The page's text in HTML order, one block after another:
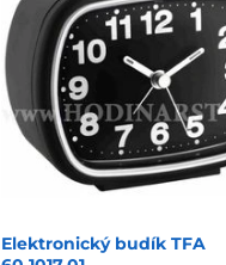
Elektronický budík TFA